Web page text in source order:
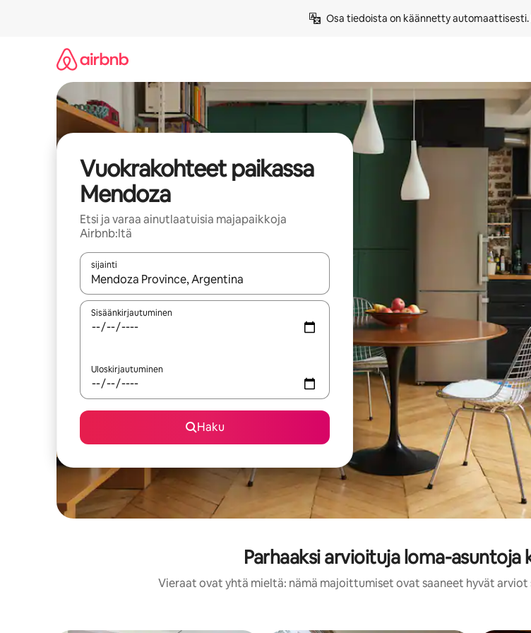
Osa tiedoista on käännetty automaattisesti.
Vuokrakohteet paikassa
Mendoza
Etsi ja varaa ainutlaatuisia majapaikkoja
Airbnb:ltä
sijainti
Kun tulokset ovat saatavilla, navigoi ylös- ja alas-nuolinäppäimillä tai tutustu koskettamalla tai
Sisäänkirjautuminen
Uloskirjautuminen
Haku
Parhaaksi arvioituja loma-asuntoja
Vieraat ovat yhtä mieltä: nämä majoittumiset ovat saaneet hyvät